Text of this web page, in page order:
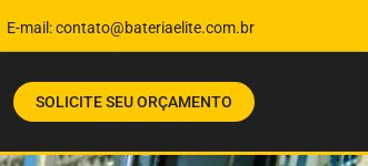
E-mail:contato@bateriaelite.com.br
SOLICITE SEU ORÇAMENTO